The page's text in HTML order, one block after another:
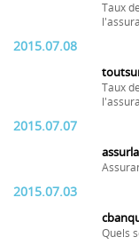
Taux
2015.07.08
Taux
2015.07.07
2015.07.03
Quels